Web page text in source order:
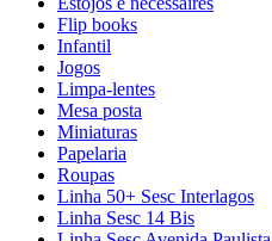
Flip books
Infantil
Jogos
Limpa-lentes
Mesa posta
Miniaturas
Papelaria
Roupas
Linha 50+ Sesc Interlagos
Linha Sesc 14 Bis